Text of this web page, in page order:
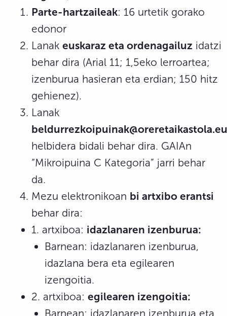
Parte-hartzaileak: 16 urtetik gorako
edonor
Lanak euskaraz eta ordenagailuz idatzi
behar dira (Arial 11; 1,5eko lerroartea;
izenburua hasieran eta erdian; 150 hitz
gehienez).
Lanak
helbidera bidali behar dira. GAIAn
“Mikroipuina C Kategoria” jarri behar
da.
Mezu elektronikoan bi artxibo erantsi
behar dira:
1. artxiboa: idazlanaren izenburua:
Barnean: idazlanaren izenburua,
idazlana bera eta egilearen
izengoitia.
2. artxiboa: egilearen izengoitia:
Barnean: idazlanaren izenburua eta